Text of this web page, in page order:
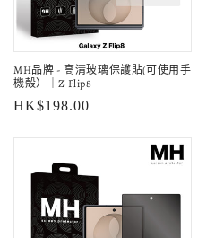
MH品牌 - 高清玻璃保護貼(可使用手
機殻）｜Z Flip8
定
HK$198.00